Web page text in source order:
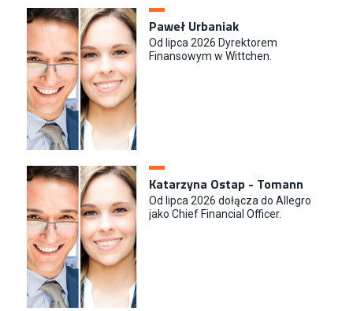
Paweł Urbaniak
Od lipca 2026 Dyrektorem
Finansowym w Wittchen.
Katarzyna Ostap - Tomann
Od lipca 2026 dołącza do Allegro
jako Chief Financial Officer.